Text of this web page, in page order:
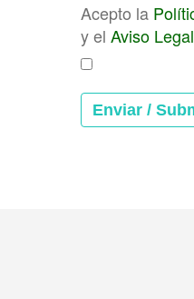
Acepto la
y el Aviso Legal
Enviar /